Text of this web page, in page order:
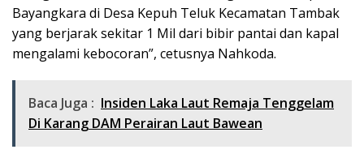
Bayangkara di Desa Kepuh Teluk Kecamatan Tambak
yang berjarak sekitar 1 Mil dari bibir pantai dan kapal
mengalami kebocoran”, cetusnya Nahkoda.
Baca Juga : Insiden Laka Laut Remaja Tenggelam
Di Karang DAM Perairan Laut Bawean